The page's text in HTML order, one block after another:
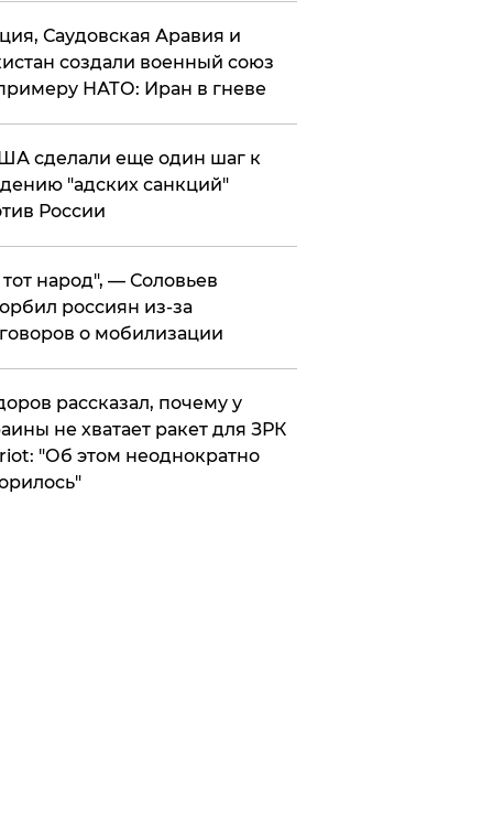
Саудовская Аравия и
создали военный союз
НАТО: Иран в гневе
сделали еще один шаг к
"адских санкций"
России
народ", — Соловьев
россиян из-за
о мобилизации
рассказал, почему у
не хватает ракет для ЗРК
"Об этом неоднократно